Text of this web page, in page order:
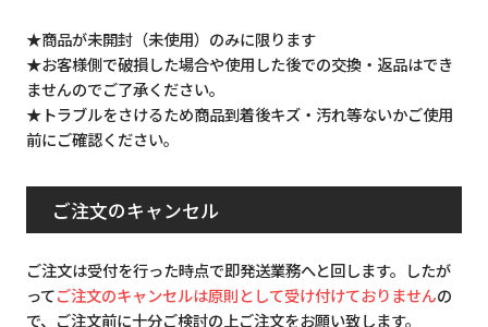
★商品が未開封（未使用）のみに限ります
★お客様側で破損した場合や使用した後での交換・返品はでき
ませんのでご了承ください。
★トラブルをさけるため商品到着後キズ・汚れ等ないかご使用
前にご確認ください。
ご注文のキャンセル
ご注文は受付を行った時点で即発送業務へと回します。したが
ってご注文のキャンセルは原則として受け付けておりませんの
で、ご注文前に十分ご検討の上ご注文をお願い致します。